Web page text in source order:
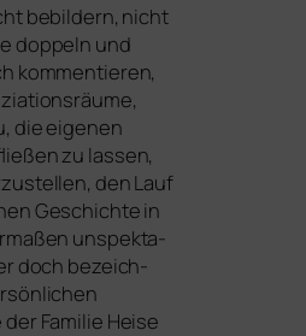
bebil­dern, nicht
dop­peln und
kom­men­tie­ren,
die eige­nen
zu las­sen,
den Lauf
Geschichte in
unspek­ta­
doch bezeich­
Familie Heise